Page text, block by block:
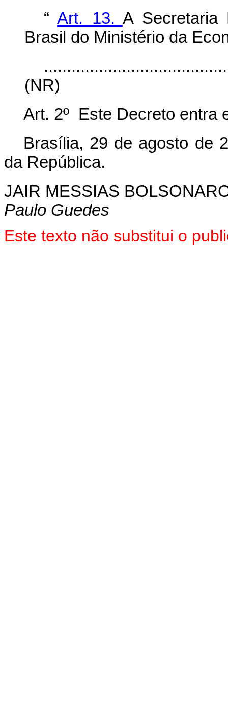
“Art. 13.A Secretaria
Brasil do Ministério da
(NR)
Art. 2º Este Decreto entra
Brasília, 29 de agosto de
da República.
JAIR MESSIAS
Paulo Guedes
Este texto não substitui o